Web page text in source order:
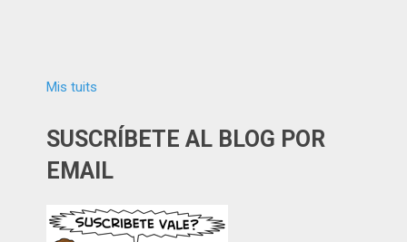
Mis tuits
SUSCRÍBETE AL BLOG POR
EMAIL